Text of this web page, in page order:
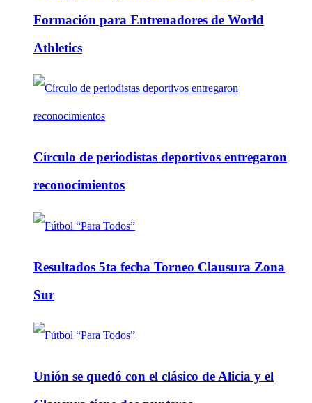
Formación para Entrenadores de World
Athletics
Círculo de periodistas deportivos entregaron
reconocimientos
Resultados 5ta fecha Torneo Clausura Zona
Sur
Unión se quedó con el clásico de Alicia y el